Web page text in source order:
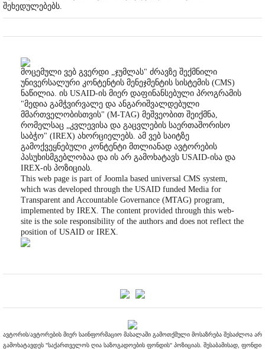
შეხედულებებს.
მოცემული ვებ გვერდი „ჯუმლას" ძრავზე შექმნილი
უნივერსალური კონტენტის მენეჯმენტის სისტემის (CMS)
ნაწილია. ის USAID-ის მიერ დაფინანსებული პროგრამის
"მედია გამჭვირვალე და ანგარიშვალდებული
მმართველობისთვის" (M-TAG) მეშვეობით შეიქმნა,
რომელსაც „კვლევისა და გაცვლების საერთაშორისო
საბჭო" (IREX) ახორციელებს. ამ ვებ საიტზე
გამოქვეყნებული კონტენტი მთლიანად ავტორების
პასუხისმგებლობაა და ის არ გამოხატავს USAID-ისა და
IREX-ის პოზიციას.
This web page is part of Joomla based universal CMS system,
which was developed through the USAID funded Media for
Transparent and Accountable Governance (MTAG) program,
implemented by IREX. The content provided through this web-
site is the sole responsibility of the authors and does not reflect the
position of USAID or IREX.
ავტორის/ავტორების მიერ საინფორმაციო მასალაში გამოთქმული მოსაზრება შესაძლოა არ
გამოხატავდეს "საქართველოს ღია საზოგადოების ფონდის" პოზიციას. შესაბამისად, ფონდი